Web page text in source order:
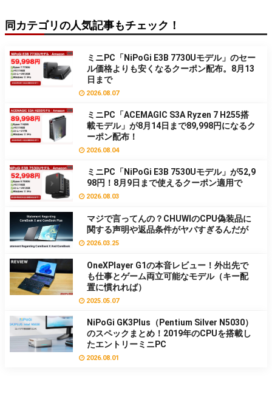
同カテゴリの人気記事もチェック！
ミニPC「NiPoGi E3B 7730Uモデル」のセー
ル価格よりも安くなるクーポン配布。8月13
日まで
2026.08.07
ミニPC「ACEMAGIC S3A Ryzen 7 H255搭
載モデル」が8月14日まで89,998円になるク
ーポン配布！
2026.08.04
ミニPC「NiPoGi E3B 7530Uモデル」が52,9
98円！8月9日まで使えるクーポン適用で
2026.08.03
マジで言ってんの？CHUWIのCPU偽装品に
関する声明や返品条件がヤバすぎるんだが
2026.03.25
OneXPlayer G1の本音レビュー！外出先で
も仕事とゲーム両立可能なモデル（キー配
置に慣れれば）
2025.05.07
NiPoGi GK3Plus（Pentium Silver N5030）
のスペックまとめ！2019年のCPUを搭載し
たエントリーミニPC
2026.08.01